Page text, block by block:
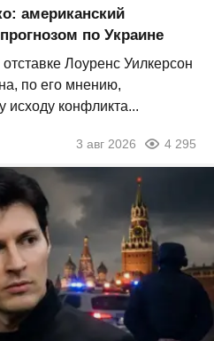
американский
по Украине
Лоуренс Уилкерсон
по его мнению,
исходу конфликта...
3 авг 2026 4 295